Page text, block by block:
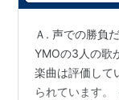
Ａ. 声での勝負
YMOの3人の歌
楽曲は評価して
られています。